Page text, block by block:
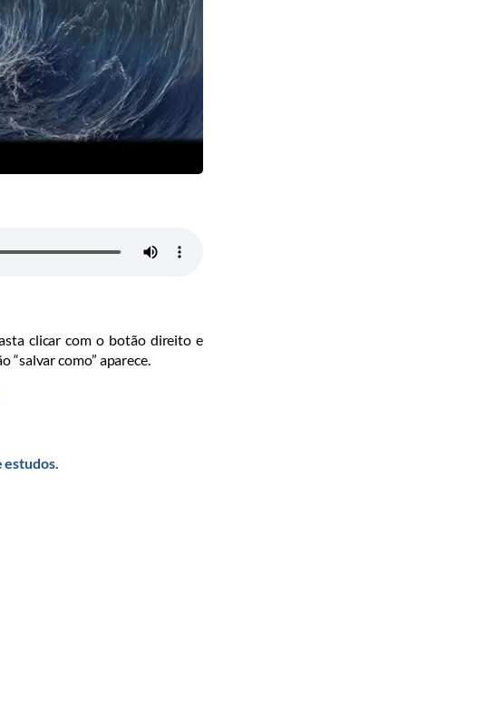
clicar com o botão direito e
“salvar como” aparece.
estudos.